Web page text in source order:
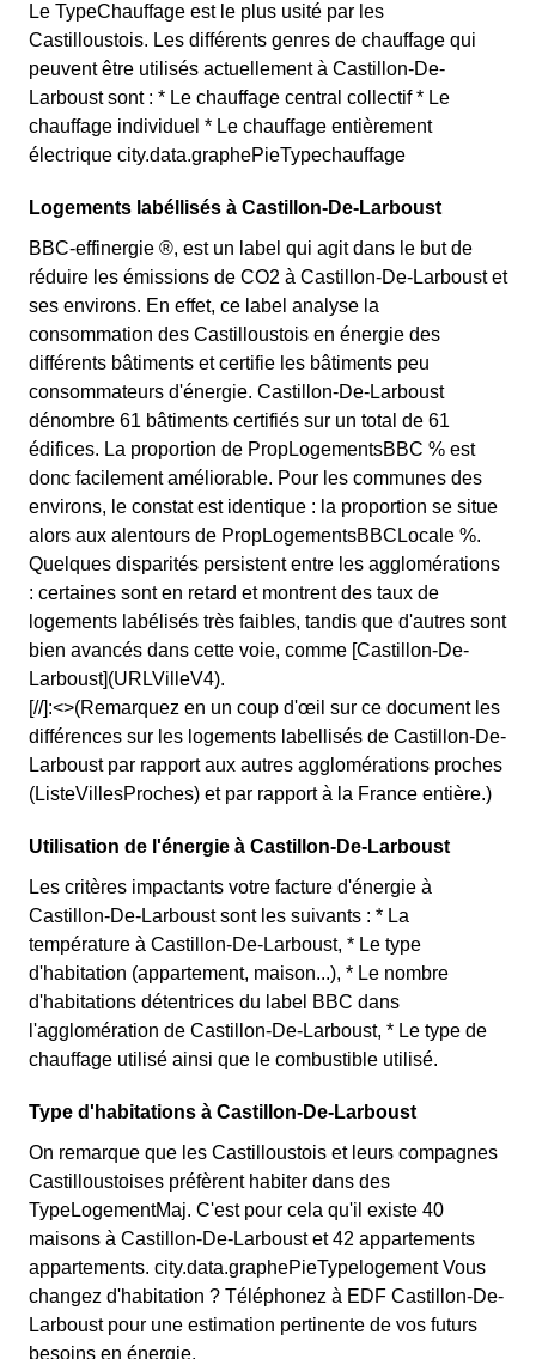
Le TypeChauffage est le plus usité par les
Castilloustois. Les différents genres de chauffage qui
peuvent être utilisés actuellement à Castillon-De-
Larboust sont : * Le chauffage central collectif * Le
chauffage individuel * Le chauffage entièrement
électrique city.data.graphePieTypechauffage
Logements labéllisés à Castillon-De-Larboust
BBC-effinergie ®, est un label qui agit dans le but de
réduire les émissions de CO2 à Castillon-De-Larboust et
ses environs. En effet, ce label analyse la
consommation des Castilloustois en énergie des
différents bâtiments et certifie les bâtiments peu
consommateurs d'énergie. Castillon-De-Larboust
dénombre 61 bâtiments certifiés sur un total de 61
édifices. La proportion de PropLogementsBBC % est
donc facilement améliorable. Pour les communes des
environs, le constat est identique : la proportion se situe
alors aux alentours de PropLogementsBBCLocale %.
Quelques disparités persistent entre les agglomérations
: certaines sont en retard et montrent des taux de
logements labélisés très faibles, tandis que d'autres sont
bien avancés dans cette voie, comme [Castillon-De-
Larboust](URLVilleV4).
[//]:<>(Remarquez en un coup d'œil sur ce document les
différences sur les logements labellisés de Castillon-De-
Larboust par rapport aux autres agglomérations proches
(ListeVillesProches) et par rapport à la France entière.)
Utilisation de l'énergie à Castillon-De-Larboust
Les critères impactants votre facture d'énergie à
Castillon-De-Larboust sont les suivants : * La
température à Castillon-De-Larboust, * Le type
d'habitation (appartement, maison...), * Le nombre
d'habitations détentrices du label BBC dans
l'agglomération de Castillon-De-Larboust, * Le type de
chauffage utilisé ainsi que le combustible utilisé.
Type d'habitations à Castillon-De-Larboust
On remarque que les Castilloustois et leurs compagnes
Castilloustoises préfèrent habiter dans des
TypeLogementMaj. C'est pour cela qu'il existe 40
maisons à Castillon-De-Larboust et 42 appartements
appartements. city.data.graphePieTypelogement Vous
changez d'habitation ? Téléphonez à EDF Castillon-De-
Larboust pour une estimation pertinente de vos futurs
besoins en énergie.